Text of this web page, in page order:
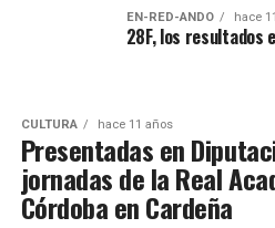
EN-RED-ANDO hace
28F, los resultados
CULTURA hace 11 años
Presentadas en
jornadas de la Real
Córdoba en Cardeña